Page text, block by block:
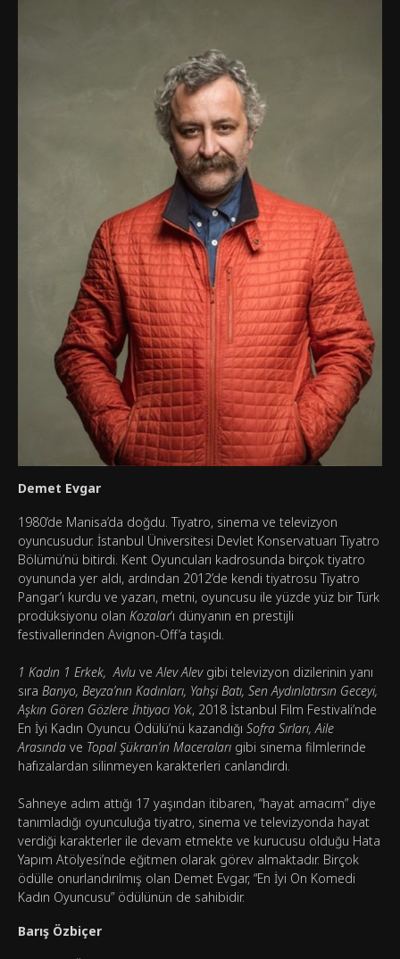
Demet Evgar
1980’de Manisa’da doğdu. Tiyatro, sinema ve televizyon
oyuncusudur. İstanbul Üniversitesi Devlet Konservatuarı Tiyatro
Bölümü’nü bitirdi. Kent Oyuncuları kadrosunda birçok tiyatro
oyununda yer aldı, ardından 2012’de kendi tiyatrosu Tiyatro
Pangar’ı kurdu ve yazarı, metni, oyuncusu ile yüzde yüz bir Türk
prodüksiyonu olan Kozalar‘ı dünyanın en prestijli
festivallerinden Avignon-Off’a taşıdı.
1 Kadın 1 Erkek, Avlu ve Alev Alevgibi televizyon dizilerinin yanı
sıra Banyo, Beyza’nın Kadınları, Yahşi Batı, Sen Aydınlatırsın Geceyi,
Aşkın Gören Gözlere İhtiyacı Yok, 2018 İstanbul Film Festivali’nde
En İyi Kadın Oyuncu Ödülü’nü kazandığı Sofra Sırları, Aile
Arasında ve Topal Şükran’ın Maceraları gibi sinema filmlerinde
hafızalardan silinmeyen karakterleri canlandırdı.
Sahneye adım attığı 17 yaşından itibaren, “hayat amacım” diye
tanımladığı oyunculuğa tiyatro, sinema ve televizyonda hayat
verdiği karakterler ile devam etmekte ve kurucusu olduğu Hata
Yapım Atölyesi’nde eğitmen olarak görev almaktadır. Birçok
ödülle onurlandırılmış olan Demet Evgar, “En İyi On Komedi
Kadın Oyuncusu” ödülünün de sahibidir.
Barış Özbiçer